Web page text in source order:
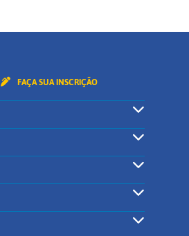
FAÇA SUA INSCRIÇÃO